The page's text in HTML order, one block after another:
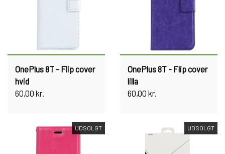
OnePlus 8T - Flip cover
hvid
60,00 kr.
OnePlus 8T - Flip cover
lilla
60,00 kr.
UDSOLGT UDSOLGT